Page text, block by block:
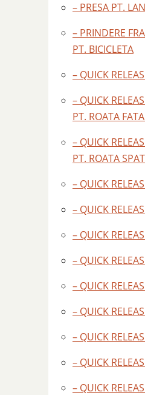
– PRESA PT.
– PRINDERE
PT. BICICLETA
– QUICK
– QUICK
PT. ROATA
– QUICK
PT. ROATA
– QUICK
– QUICK
– QUICK
– QUICK
– QUICK
– QUICK
– QUICK
– QUICK
– QUICK